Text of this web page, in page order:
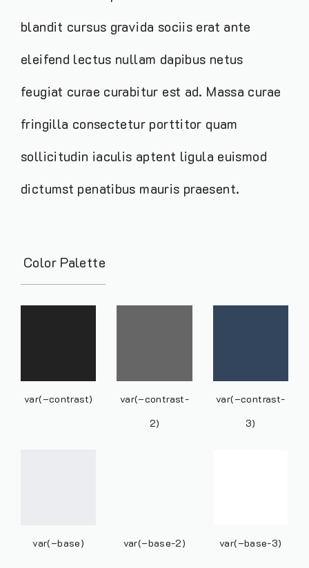
blandit cursus gravida sociis erat ante
eleifend lectus nullam dapibus netus
feugiat curae curabitur est ad. Massa curae
fringilla consectetur porttitor quam
sollicitudin iaculis aptent ligula euismod
dictumst penatibus mauris praesent.
Color Palette
var(–contrast)
var(–contrast-
2)
var(–contrast-
3)
var(–base) var(–base-2) var(–base-3)